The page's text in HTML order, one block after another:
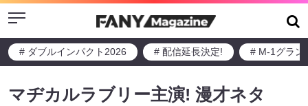
Menu
# ダブルインパクト2026 # 配信延長決定! # M-1グラン
マヂカルラブリー主演! 漫才ネタ